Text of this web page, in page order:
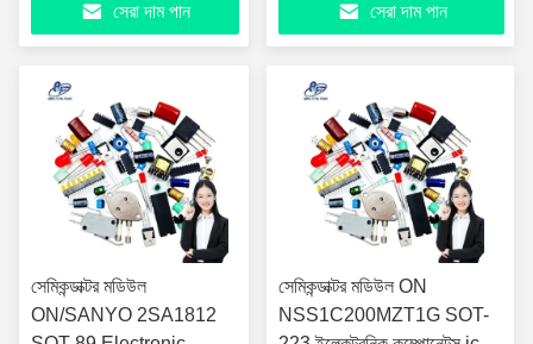
সেরা দাম পান
সেরা দাম পান
সেমিকন্ডাক্টর মডিউল
ON/SANYO 2SA1812
সেমিকন্ডাক্টর মডিউল ON
NSS1C200MZT1G SOT-